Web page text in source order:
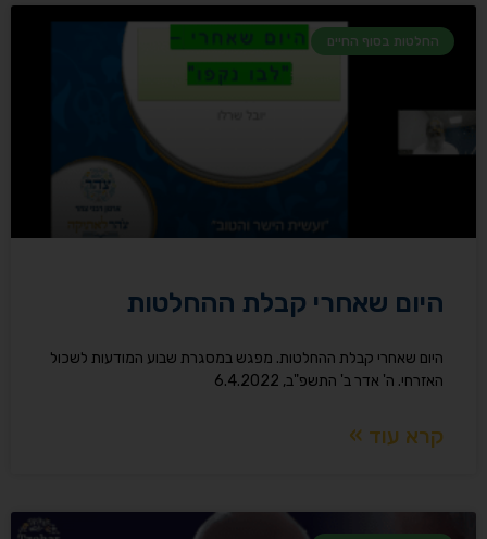
החלטות בסוף החיים
היום שאחרי קבלת ההחלטות
היום שאחרי קבלת ההחלטות. מפגש במסגרת שבוע המודעות לשכול
האזרחי. ה' אדר ב' התשפ"ב, 6.4.2022
קרא עוד »